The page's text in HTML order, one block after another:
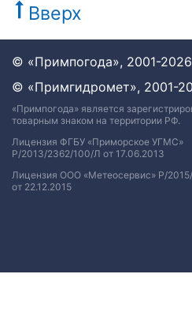
Вверх
© «Примпогода», 2001-2026
© «Примгидромет», 2001-
«Примпогода» является
товарным знаком на территории РФ.
Лицензия ФГБУ «Приморское УГМС»
Р/2013/2362/100/Л от 17.06.2013
Лицензия ООО «Метеосервис» Р/
от 22.12.2015